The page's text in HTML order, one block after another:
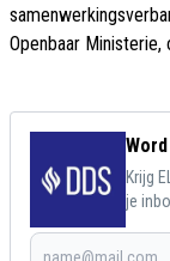
Openbaar
Krijg
je